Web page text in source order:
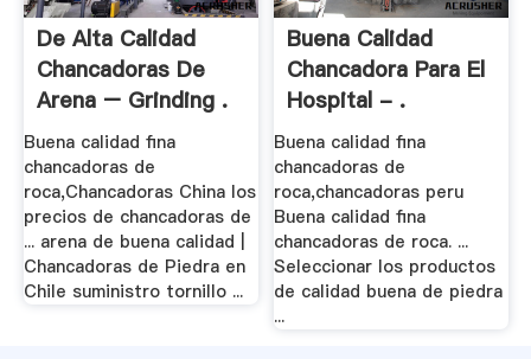
De Alta Calidad
Chancadoras De
Arena – Grinding .
Buena calidad fina
chancadoras de
roca,Chancadoras China los
precios de chancadoras de
... arena de buena calidad |
Chancadoras de Piedra en
Chile suministro tornillo ...
Buena Calidad
Chancadora Para El
Hospital - .
Buena calidad fina
chancadoras de
roca,chancadoras peru
Buena calidad fina
chancadoras de roca. ...
Seleccionar los productos
de calidad buena de piedra
...